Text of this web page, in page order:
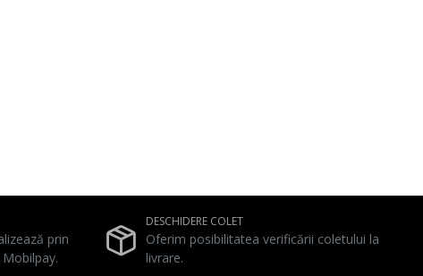
prin
DESCHIDERE COLET
Oferim posibilitatea verificării coletului la
livrare.